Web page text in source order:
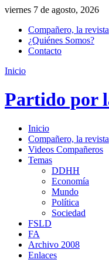
viernes 7 de agosto, 2026
Compañero, la revista
¿Quiénes Somos?
Contacto
Inicio
Partido por
Inicio
Compañero, la revista
Videos Compañeros
Temas
DDHH
Economía
Mundo
Política
Sociedad
FSLD
FA
Archivo 2008
Enlaces